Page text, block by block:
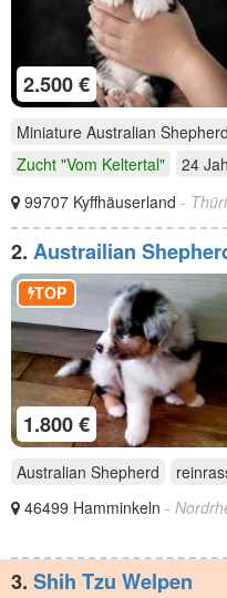
2.500 €
Miniature Australian Shepherd
Zucht "Vom Keltertal"
24
99707 Kyffhäuserland -
2.
1.800 €
TOP
Australian Shepherd
46499 Hamminkeln -
3. Shih Tzu Welpen